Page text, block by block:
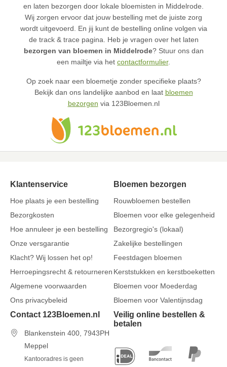
en laten bezorgen door lokale bloemisten in Middelrode.
Wij zorgen ervoor dat jouw bestelling met de juiste zorg
wordt uitgevoerd. En jij kunt de bestelling online volgen via
de track & trace pagina. Heb je vragen over het laten
bezorgen van bloemen in Middelrode? Stuur ons dan
een mailtje via het contactformulier.
Op zoek naar een bloemetje zonder specifieke plaats?
Bekijk dan ons landelijke aanbod en laat bloemen
bezorgen via 123Bloemen.nl
Klantenservice
Hoe plaats je een bestelling
Bezorgkosten
Hoe annuleer je een bestelling
Onze versgarantie
Klacht? Wij lossen het op!
Herroepingsrecht & retourneren
Algemene voorwaarden
Ons privacybeleid
Bloemen bezorgen
Rouwbloemen bestellen
Bloemen voor elke gelegenheid
Bezorgregio's (lokaal)
Zakelijke bestellingen
Feestdagen bloemen
Kerststukken en kerstboeketten
Bloemen voor Moederdag
Bloemen voor Valentijnsdag
Contact 123Bloemen.nl
Blankenstein 400, 7943PH
Meppel
Kantooradres is geen
Veilig online bestellen &
betalen